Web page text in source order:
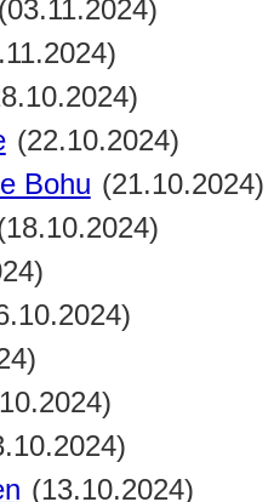
(03.11.2024)
(22.10.2024)
Bohu (21.10.2024)
(13.10.2024)